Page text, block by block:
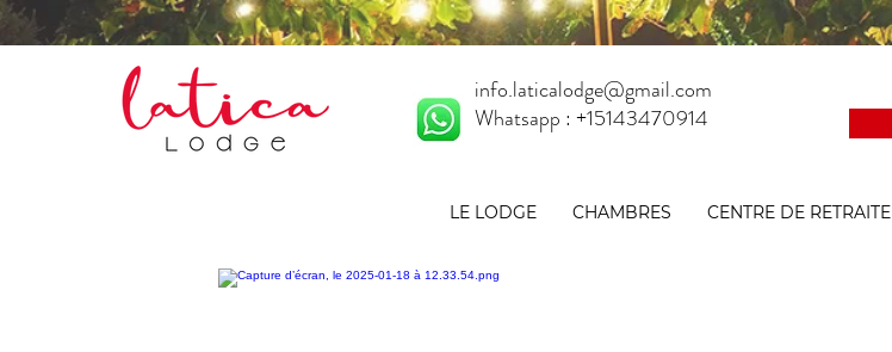
info.laticalodge@gmail.com
Whatsapp : +15143470914
LE LODGE CHAMBRES CENTRE DE RETRAITE